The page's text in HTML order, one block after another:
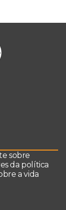
sobre
da política
a vida